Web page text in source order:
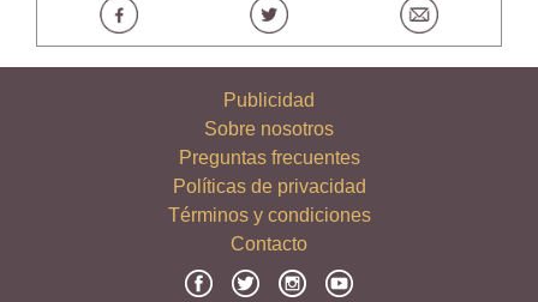
Publicidad
Sobre nosotros
Preguntas frecuentes
Políticas de privacidad
Términos y condiciones
Contacto